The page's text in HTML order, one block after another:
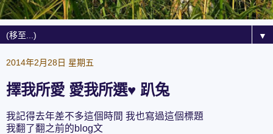
▼
2014年2月28日 星期五
擇我所愛 愛我所選♥ 趴兔
我記得去年差不多這個時間 我也寫過這個標題
我翻了翻之前的blog文